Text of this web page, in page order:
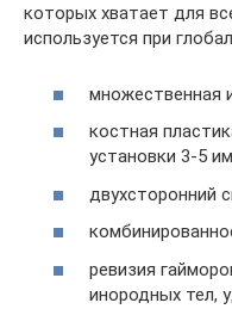
которых хватает для
используется при
множественная
костная
установки 3-5
двухсторонний
ревизия
инородных тел,